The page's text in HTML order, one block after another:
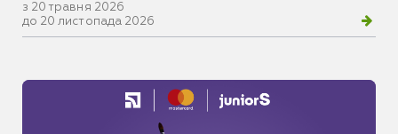
з 20 травня 2026
до 20 листопада 2026